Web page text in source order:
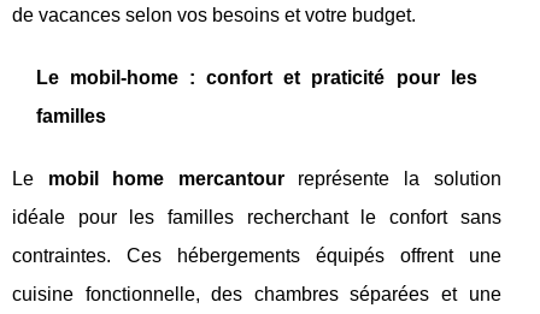
de vacances selon vos besoins et votre budget.
Le mobil-home : confort et praticité pour les
familles
Le mobil home mercantourreprésente la solution
idéale pour les familles recherchant le confort sans
contraintes. Ces hébergements équipés offrent une
cuisine fonctionnelle, des chambres séparées et une